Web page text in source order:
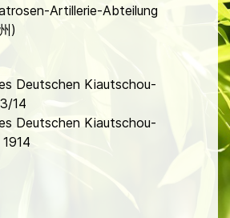
Artillerie-Abteilung
)
Deutschen Kiautschou-
14
Deutschen Kiautschou-